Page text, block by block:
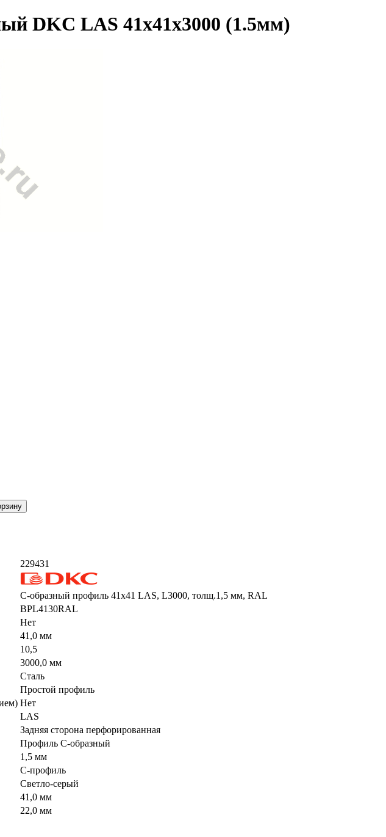
DKC LAS 41х41х3000 (1.5мм)
229431
С-образный профиль 41х41 LAS, L3000, толщ.1,5 мм, RAL
BPL4130RAL
Нет
41,0 мм
10,5
3000,0 мм
Сталь
Простой профиль
Нет
LAS
Задняя сторона перфорированная
Профиль С-образный
1,5 мм
С-профиль
Светло-серый
41,0 мм
22,0 мм